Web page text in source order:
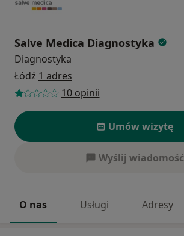
Salve Medica Diagnostyka
Diagnostyka
Łódź 1 adres
10 opinii
Umów wizytę
Wyślij wiadomość
O nas Usługi Adresy